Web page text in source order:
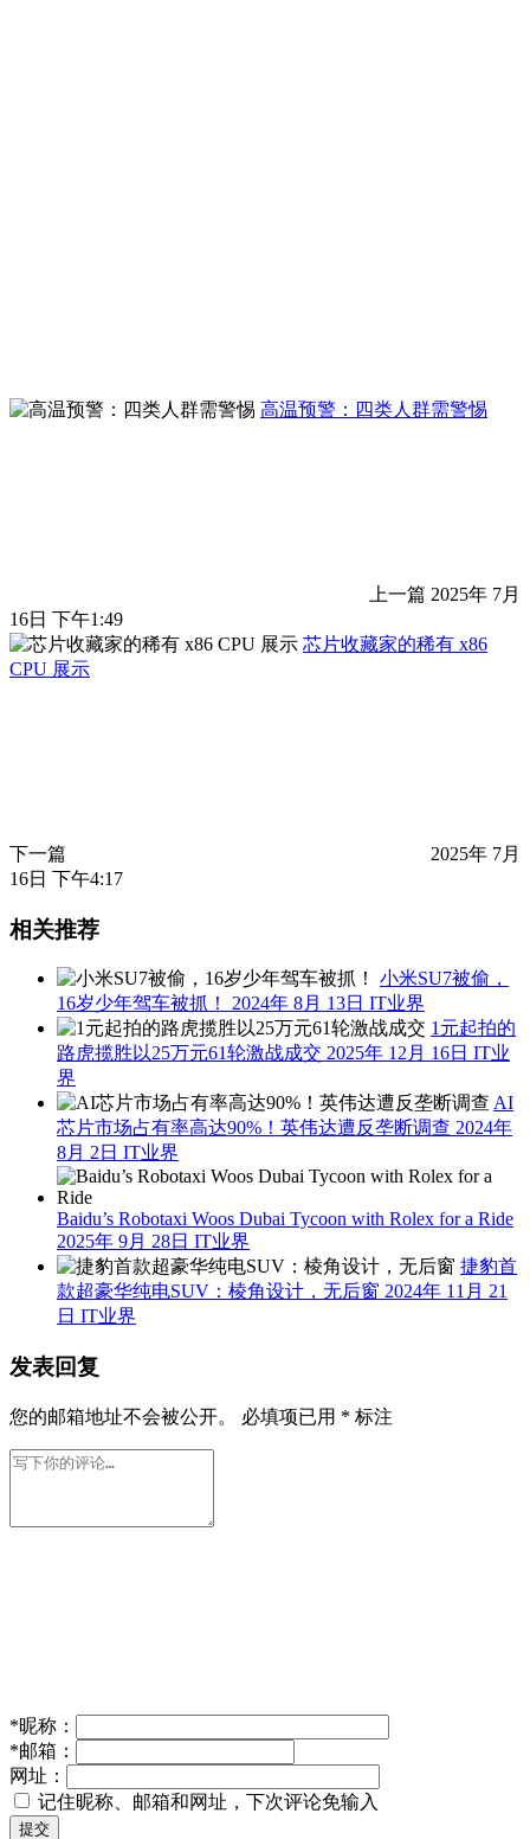
高温预警：四类人群需警惕
上一篇 2025年 7月
16日 下午1:49
芯片收藏家的稀有 x86
CPU 展示
下一篇
2025年 7月
16日 下午4:17
相关推荐
小米SU7被偷，
16岁少年驾车被抓！ 2024年 8月 13日 IT业界
1元起拍的
路虎揽胜以25万元61轮激战成交 2025年 12月 16日 IT业
界
AI
芯片市场占有率高达90%！英伟达遭反垄断调查 2024年
8月 2日 IT业界
Baidu’s Robotaxi Woos Dubai Tycoon with Rolex for a Ride
2025年 9月 28日 IT业界
捷豹首
款超豪华纯电SUV：棱角设计，无后窗 2024年 11月 21
日 IT业界
发表回复
您的邮箱地址不会被公开。 必填项已用 * 标注
*昵称：
*邮箱：
网址：
记住昵称、邮箱和网址，下次评论免输入
提交